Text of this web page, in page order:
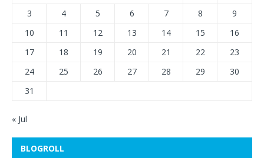
3
4 5 6 7 8
9
10
11 12 13 14 15
16
17
18 19 20 21 22
23
24
25 26 27 28 29
30
31
« Jul
BLOGROLL